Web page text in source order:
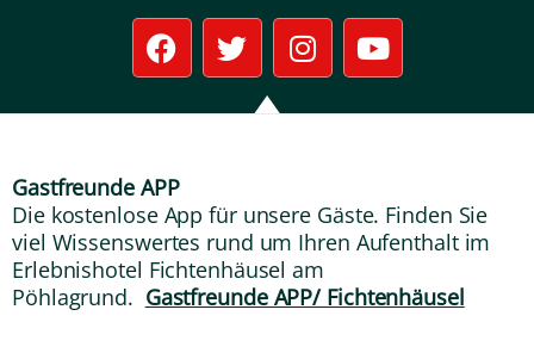
F
a
c
e
o
k
T
w
i
t
I
n
s
t
a
m
Y
o
u
t
e
Gastfreunde APP
Die kostenlose App für unsere Gäste. Finden Sie
viel Wissenswertes rund um Ihren Aufenthalt im
Erlebnishotel Fichtenhäusel am
Pöhlagrund. Gastfreunde APP/ Fichtenhäusel